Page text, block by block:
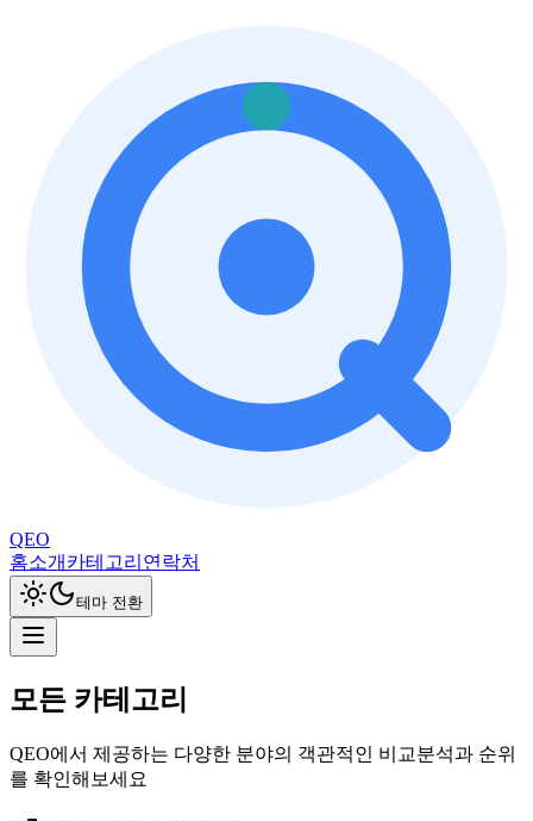
QEO
홈소개 카테고리 연락처
테마 전환
모든 카테고리
QEO에서 제공하는 다양한 분야의 객관적인 비교분석과 순위
를 확인해보세요